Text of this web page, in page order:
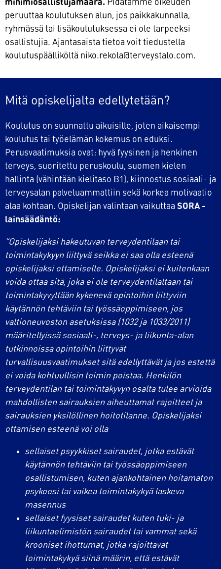
minimiosallistujamäärä. Pidätämme oikeuden
peruuttaa koulutuksen alun, jos paikkakunnalla,
ryhmässä tai lisäkoulutuksessa ei ole tarpeeksi
osallistujia. Ajantasaista tietoa voit tiedustella
koulutuspäälliköltä niko.rekola@terveystalo.com.
Mitä opiskelijalta edellytetään?
Koulutus on suunnattu aikuisille, joten aikaisempi
koulutus tai työelämän kokemus on eduksi.
Perusvaatimuksia ovat: hyvä fyysinen ja henkinen
terveys, suoritettu peruskoulu, suomen kielen
hallinta (vähintään kielitaso B1), kiinnostus sosiaali- ja
terveysalan palveluammattiin sekä korkea motivaatio
alaa kohtaan. Opiskelijan valintaan vaikuttaa SORA -
lainsäädäntö:
”Opiskelijaksi hakeutuvan terveydentilaan tai
toimintakykyyn liittyvä seikka ei saa olla esteenä
opiskelijaksi ottamiselle. Opiskelijaksi ei kuitenkaan
voida ottaa sitä, joka ei ole terveydentilaltaan tai
toimintakyvyltään kykenevä opintoihin liittyviin
käytännön tehtäviin tai työssäoppimiseen, jos
valtioneuvoston asetuksissa (1032 ja 1033/2011)
määritellyissä sosiaali-, terveys- ja liikunta-alan
tutkinnoissa opintoihin liittyvät
turvallisuusvaatimukset sitä edellyttävät ja jos estettä
ei voida kohtuullisin toimin poistaa. Henkilön
terveydentilan tai toimintakyvyn osalta tulee arvioida
mahdollisten sairauksien aiheuttamat rajoitteet ja
sairauksien yksilöllinen hoitotilanne. Opiskelijaksi
ottamisen esteenä voi olla
sellaiset psyykkiset sairaudet, jotka estävät
käytännön tehtäviin tai työssäoppimiseen
osallistumisen, kuten ajankohtainen hoitamaton
psykoosi tai vaikea toimintakykyä laskeva
masennus
sellaiset fyysiset sairaudet kuten tuki- ja
liikuntaelimistön sairaudet tai vammat sekä
krooniset ihottumat, jotka rajoittavat
toimintakykyä siinä määrin, että estävät